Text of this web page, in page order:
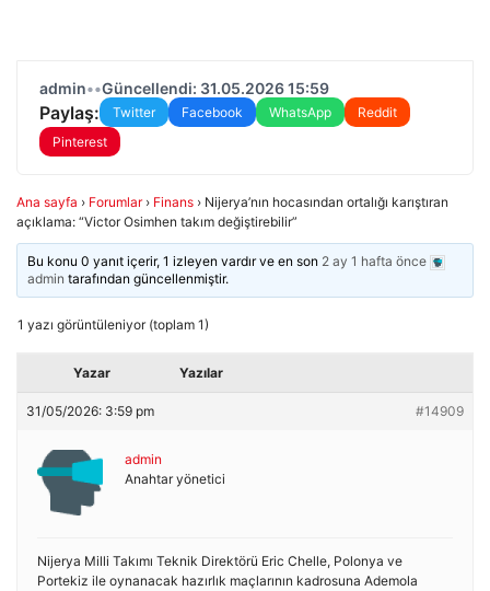
admin••Güncellendi: 31.05.2026 15:59
Paylaş: Twitter Facebook WhatsApp
Reddit
Pinterest
Ana sayfa › Forumlar › Finans › Nijerya’nın hocasından ortalığı karıştıran
açıklama: “Victor Osimhen takım değiştirebilir”
Bu konu 0 yanıt içerir, 1 izleyen vardır ve en son 2 ay 1 hafta önce
admin tarafından güncellenmiştir.
1 yazı görüntüleniyor (toplam 1)
Yazar Yazılar
31/05/2026: 3:59 pm #14909
admin
Anahtar yönetici
Nijerya Milli Takımı Teknik Direktörü Eric Chelle, Polonya ve
Portekiz ile oynanacak hazırlık maçlarının kadrosuna Ademola